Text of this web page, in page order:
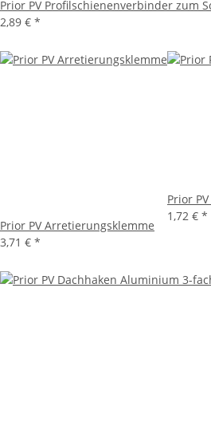
Prior PV Profilschienenverbinder zum
2,89 € *
Prior PV Arretierungsklemme
3,71 € *
Prior
1,72 € *